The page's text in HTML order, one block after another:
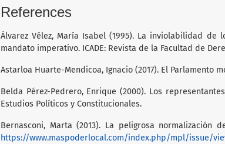
References
Álvarez Vélez, María Isabel (1995). La inviolabilidad
mandato imperativo. ICADE: Revista de la Facultad de
Astarloa Huarte-Mendicoa, Ignacio (2017). El Parlamento
Belda Pérez-Pedrero, Enrique (2000). Los
Estudios Políticos y Constitucionales.
Bernasconi, Marta (2013). La peligrosa normalización
https://www.maspoderlocal.com/index.php/mpl/issue/